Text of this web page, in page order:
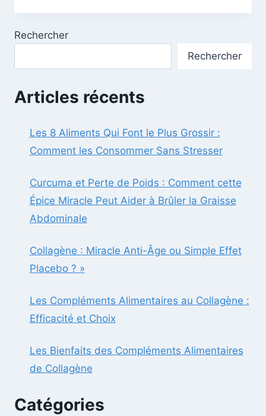
DE
Rechercher
Rechercher
Articles récents
Les 8 Aliments Qui Font le Plus Grossir :
Comment les Consommer Sans Stresser
Curcuma et Perte de Poids : Comment cette
Épice Miracle Peut Aider à Brûler la Graisse
Abdominale
Collagène : Miracle Anti-Âge ou Simple Effet
Placebo ? »
Les Compléments Alimentaires au Collagène :
Efficacité et Choix
Les Bienfaits des Compléments Alimentaires
de Collagène
Catégories